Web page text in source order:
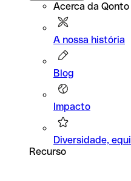
Acerca da Qonto
A nossa história
Blog
Impacto
Diversidade,
Recurso